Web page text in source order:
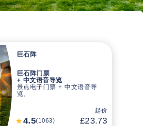
巨石阵
巨石阵门票
+ 中文语音导览
景点电子门票 + 中文语音导
览。
4.5(1063)
起价
£23.73